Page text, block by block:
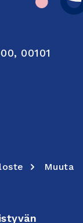
00101
Muuta